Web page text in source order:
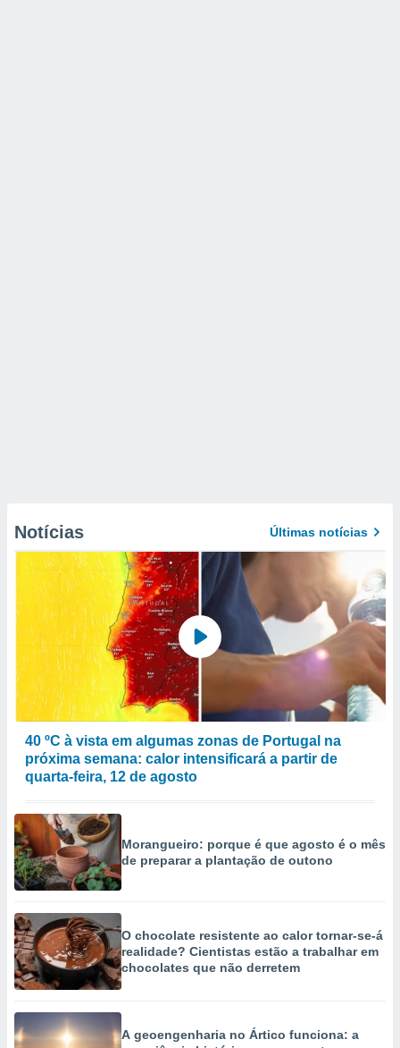
Notícias Últimas notícias
40 ºC à vista em algumas zonas de Portugal na
próxima semana: calor intensificará a partir de
quarta-feira, 12 de agosto
Morangueiro: porque é que agosto é o mês
de preparar a plantação de outono
O chocolate resistente ao calor tornar-se-á
realidade? Cientistas estão a trabalhar em
chocolates que não derretem
A geoengenharia no Ártico funciona: a